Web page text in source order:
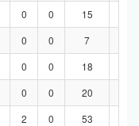
0 0 15
0 0 7
0 0 18
0 0 20
2 0 53